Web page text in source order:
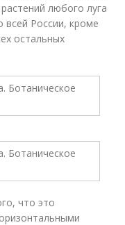
любого луга
всей России, кроме
остальных
что это